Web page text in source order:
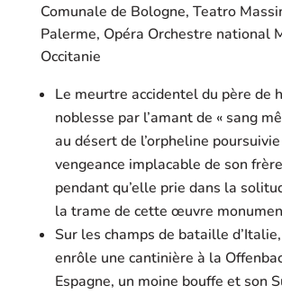
Comunale de Bologne, Teatro
Palerme, Opéra Orchestre national
Occitanie
Le meurtre accidentel du père de
noblesse par l’amant de « sang
au désert de l’orpheline
vengeance implacable de son
pendant qu’elle prie dans la
la trame de cette œuvre
Sur les champs de bataille
enrôle une cantinière à la
Espagne, un moine bouffe et son